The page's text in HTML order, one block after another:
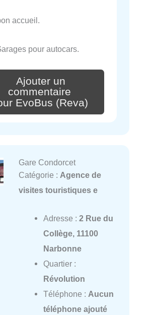
accueil.
pour autocars.
Ajouter un
commentaire
EvoBus (Reva)
Gare Condorcet
Catégorie : Agence de
visites touristiques e
Adresse : 2 Rue du
Collège, 11100
Narbonne
Quartier :
Révolution
Téléphone : Aucun
téléphone ajouté